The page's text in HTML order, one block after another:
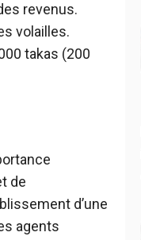
revenus.
volailles.
takas (200
de
d’une
agents